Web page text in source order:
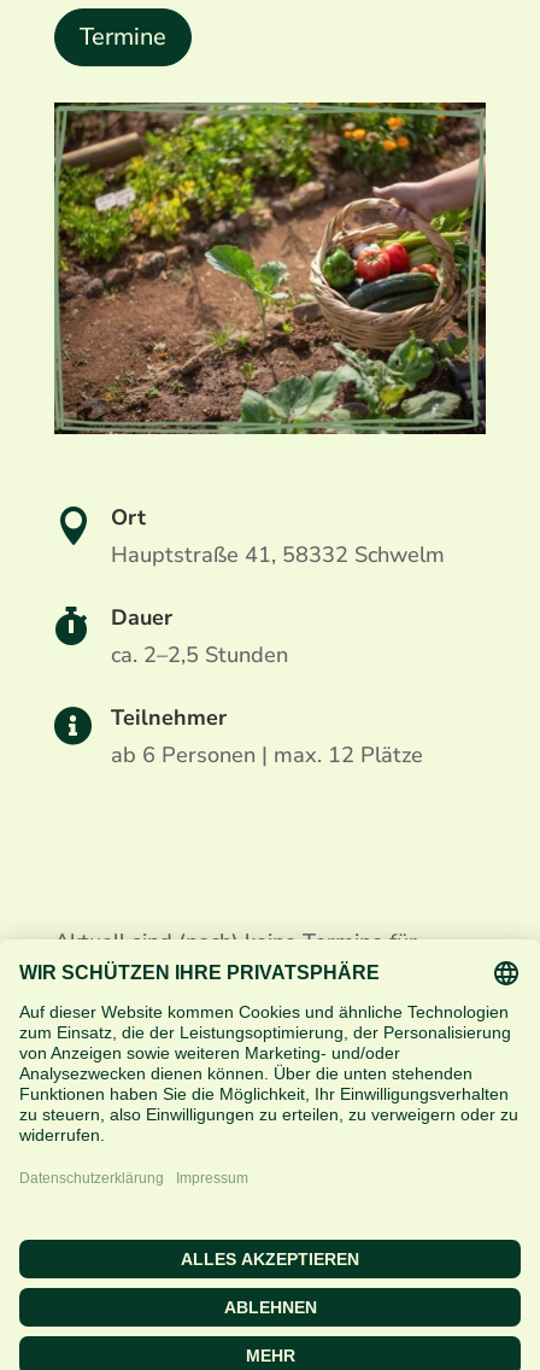
Termine

Ort
Hauptstraße 41, 58332 Schwelm

Dauer
ca. 2–2,5 Stunden

Teilnehmer
ab 6 Personen | max. 12 Plätze
Aktuell sind (noch) keine Termine für
diesen Workshop geplant.
Impressum|Datenschutz|AGB|
Buchungsbedingungen